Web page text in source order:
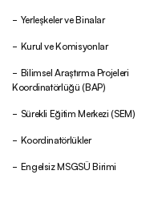
Yerleşkeler ve Binalar
Kurul ve Komisyonlar
Bilimsel Araştırma Projeleri
Koordinatörlüğü (BAP)
Sürekli Eğitim Merkezi (SEM)
Koordinatörlükler
Engelsiz MSGSÜ Birimi